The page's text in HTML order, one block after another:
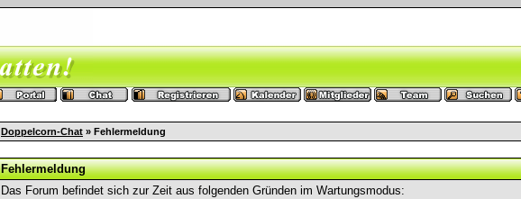
Doppelcorn-Chat » Fehlermeldung
Fehlermeldung
Das Forum befindet sich zur Zeit aus folgenden Gründen im Wartungsmodus: